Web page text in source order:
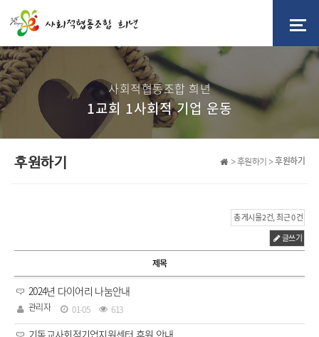
사회적협동조합 희년
1교회 1사회적 기업 운동
후원하기 > 후원하기 >후원하기
총 게시물 2건, 최근 0 건
글쓰기
제목
2024년 다이어리 나눔안내
관리자 01-05 613
기독교사회적기업지원센터 후원 안내